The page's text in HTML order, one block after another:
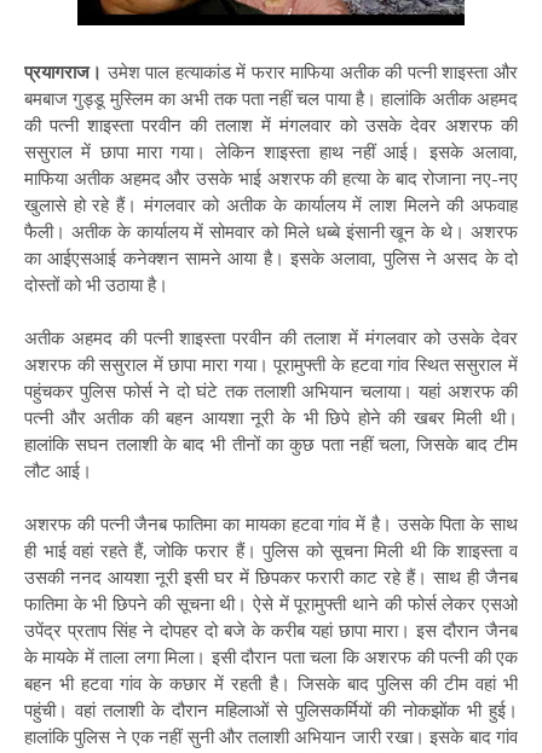
प्रयागराज। उमेश पाल हत्याकांड में फरार माफिया अतीक की पत्नी शाइस्ता और
बमबाज गुड्डू मुस्लिम का अभी तक पता नहीं चल पाया है। हालांकि अतीक अहमद
की पत्नी शाइस्ता परवीन की तलाश में मंगलवार को उसके देवर अशरफ की
ससुराल में छापा मारा गया। लेकिन शाइस्ता हाथ नहीं आई। इसके अलावा,
माफिया अतीक अहमद और उसके भाई अशरफ की हत्या के बाद रोजाना नए-नए
खुलासे हो रहे हैं। मंगलवार को अतीक के कार्यालय में लाश मिलने की अफवाह
फैली। अतीक के कार्यालय में सोमवार को मिले धब्बे इंसानी खून के थे। अशरफ
का आईएसआई कनेक्शन सामने आया है। इसके अलावा, पुलिस ने असद के दो
दोस्तों को भी उठाया है।
अतीक अहमद की पत्नी शाइस्ता परवीन की तलाश में मंगलवार को उसके देवर
अशरफ की ससुराल में छापा मारा गया। पूरामुफ्ती के हटवा गांव स्थित ससुराल में
पहुंचकर पुलिस फोर्स ने दो घंटे तक तलाशी अभियान चलाया। यहां अशरफ की
पत्नी और अतीक की बहन आयशा नूरी के भी छिपे होने की खबर मिली थी।
हालांकि सघन तलाशी के बाद भी तीनों का कुछ पता नहीं चला, जिसके बाद टीम
लौट आई।
अशरफ की पत्नी जैनब फातिमा का मायका हटवा गांव में है। उसके पिता के साथ
ही भाई वहां रहते हैं, जोकि फरार हैं। पुलिस को सूचना मिली थी कि शाइस्ता व
उसकी ननद आयशा नूरी इसी घर में छिपकर फरारी काट रहे हैं। साथ ही जैनब
फातिमा के भी छिपने की सूचना थी। ऐसे में पूरामुफ्ती थाने की फोर्स लेकर एसओ
उपेंद्र प्रताप सिंह ने दोपहर दो बजे के करीब यहां छापा मारा। इस दौरान जैनब
के मायके में ताला लगा मिला। इसी दौरान पता चला कि अशरफ की पत्नी की एक
बहन भी हटवा गांव के कछार में रहती है। जिसके बाद पुलिस की टीम वहां भी
पहुंची। वहां तलाशी के दौरान महिलाओं से पुलिसकर्मियों की नोकझोंक भी हुई।
हालांकि पुलिस ने एक नहीं सुनी और तलाशी अभियान जारी रखा। इसके बाद गांव